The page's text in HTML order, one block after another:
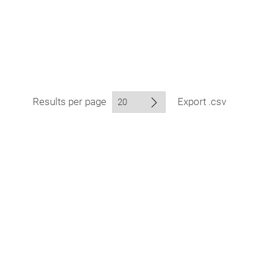
Results per page Export .csv